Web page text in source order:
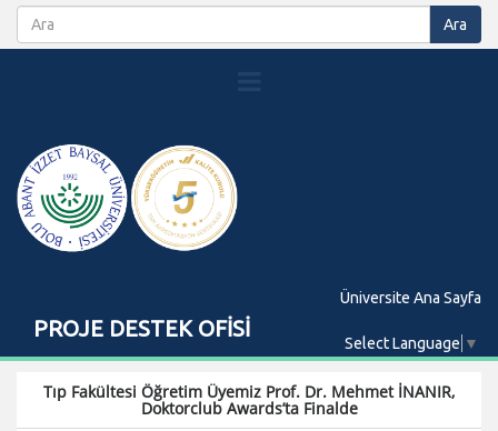
PROJE DESTEK OFİSİ
Üniversite Ana Sayfa
Select Language ▼
Tıp Fakültesi Öğretim Üyemiz Prof. Dr. Mehmet İNANIR,
Doktorclub Awards’ta Finalde